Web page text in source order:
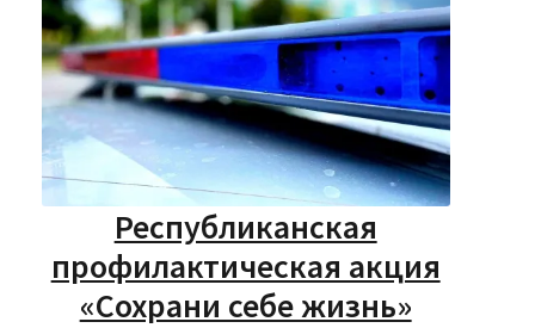
Республиканская
профилактическая акция
«Сохрани себе жизнь»